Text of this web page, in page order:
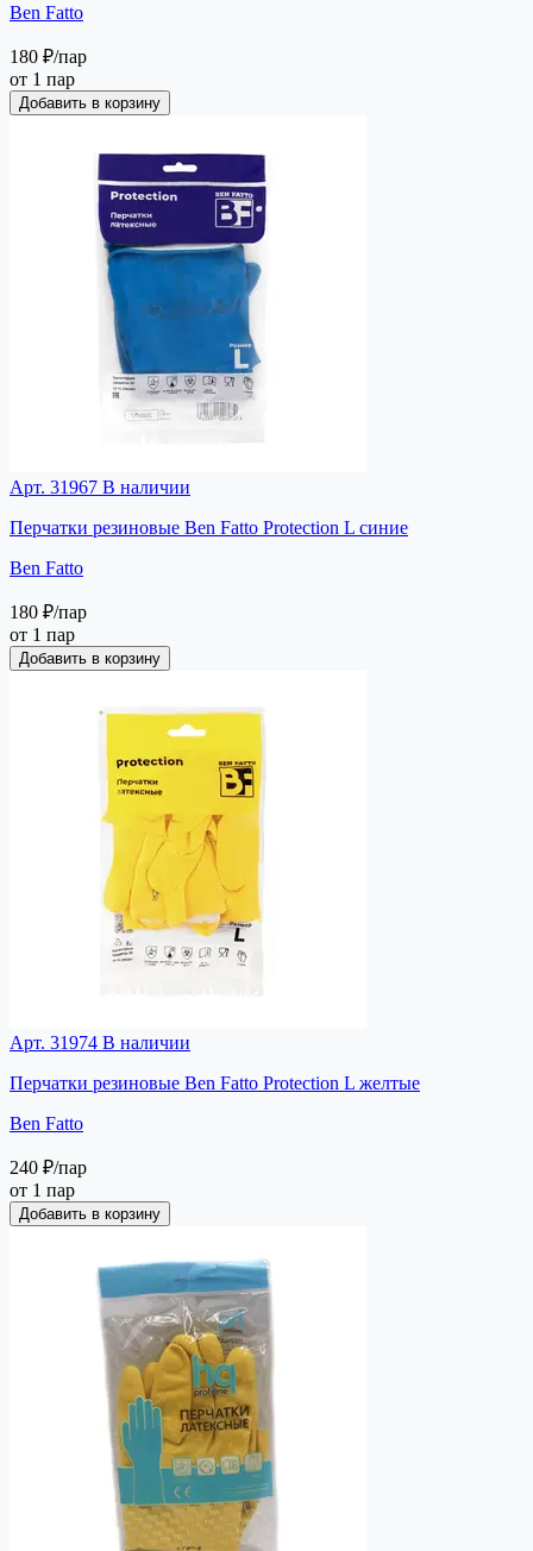
Ben Fatto
180 ₽/пар
от 1 пар
Добавить в корзину
Арт. 31967 В наличии
Перчатки резиновые Ben Fatto Protection L синие
Ben Fatto
180 ₽/пар
от 1 пар
Добавить в корзину
Арт. 31974 В наличии
Перчатки резиновые Ben Fatto Protection L желтые
Ben Fatto
240 ₽/пар
от 1 пар
Добавить в корзину